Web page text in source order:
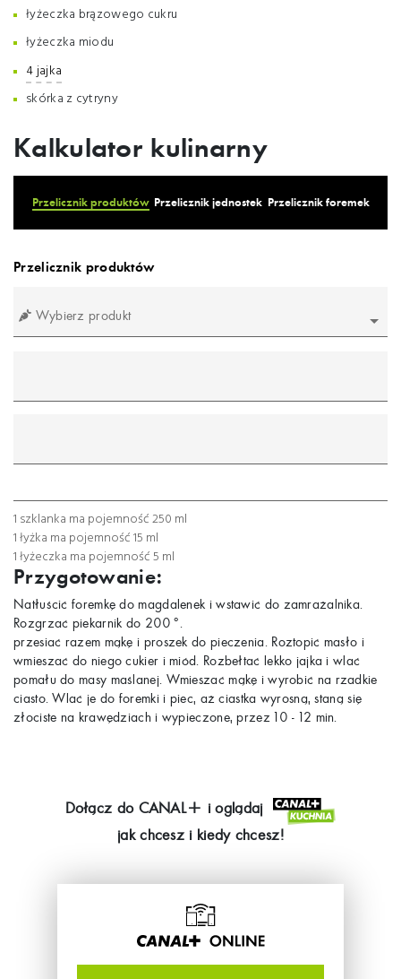
łyżeczka brązowego cukru
łyżeczka miodu
4 jajka
skórka z cytryny
Kalkulator kulinarny
Przelicznik produktów Przelicznik jednostek Przelicznik foremek
Przelicznik produktów
Wybierz produkt
łyżeczka łyżka szklanka
1 szklanka ma pojemność 250 ml
1 łyżka ma pojemność 15 ml
1 łyżeczka ma pojemność 5 ml
Przygotowanie:
Natłuścić foremkę do magdalenek i wstawić do zamrażalnika.
Rozgrzać piekarnik do 200°.
przesiać razem mąkę i proszek do pieczenia. Roztopić masło i
wmieszać do niego cukier i miód. Rozbełtać lekko jajka i wlać
pomału do masy maślanej. Wmieszać mąkę i wyrobić na rzadkie
ciasto. Wlać je do foremki i piec, aż ciastka wyrosną, staną się
złociste na krawędziach i wypieczone, przez 10 - 12 min.
Dołącz do CANAL+ i oglądaj
jak chcesz i kiedy chcesz!